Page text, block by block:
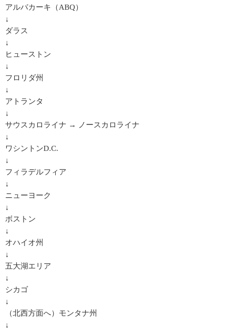
アルバカーキ（ABQ）
↓
ダラス
↓
ヒューストン
↓
フロリダ州
↓
アトランタ
↓
サウスカロライナ → ノースカロライナ
↓
ワシントンD.C.
↓
フィラデルフィア
↓
ニューヨーク
↓
ボストン
↓
オハイオ州
↓
五大湖エリア
↓
シカゴ
↓
（北西方面へ）モンタナ州
↓